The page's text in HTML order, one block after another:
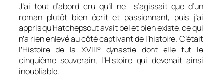
J’ai tout d’abord cru qu’il ne s’agissait que d’un
roman plutôt bien écrit et passionnant, puis j’ai
appris qu’Hatchepsout avait bel et bien existé, ce qui
n’a rien enlevé au côté captivant de l’histoire. C’était
l’Histoire de la XVIII° dynastie dont elle fut le
cinquième souverain, l’Histoire qui devenait ainsi
inoubliable.